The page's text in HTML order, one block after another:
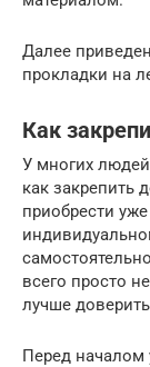
Далее
прокладки на
Как
У многих
как закрепить
приобрести
всего просто
лучше
Перед началом